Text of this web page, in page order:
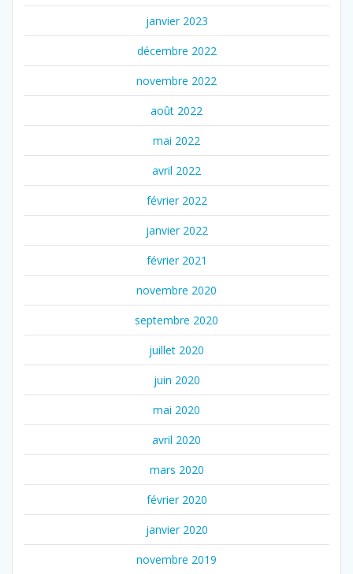
janvier 2023
décembre 2022
novembre 2022
août 2022
mai 2022
avril 2022
février 2022
janvier 2022
février 2021
novembre 2020
septembre 2020
juillet 2020
juin 2020
mai 2020
avril 2020
mars 2020
février 2020
janvier 2020
novembre 2019